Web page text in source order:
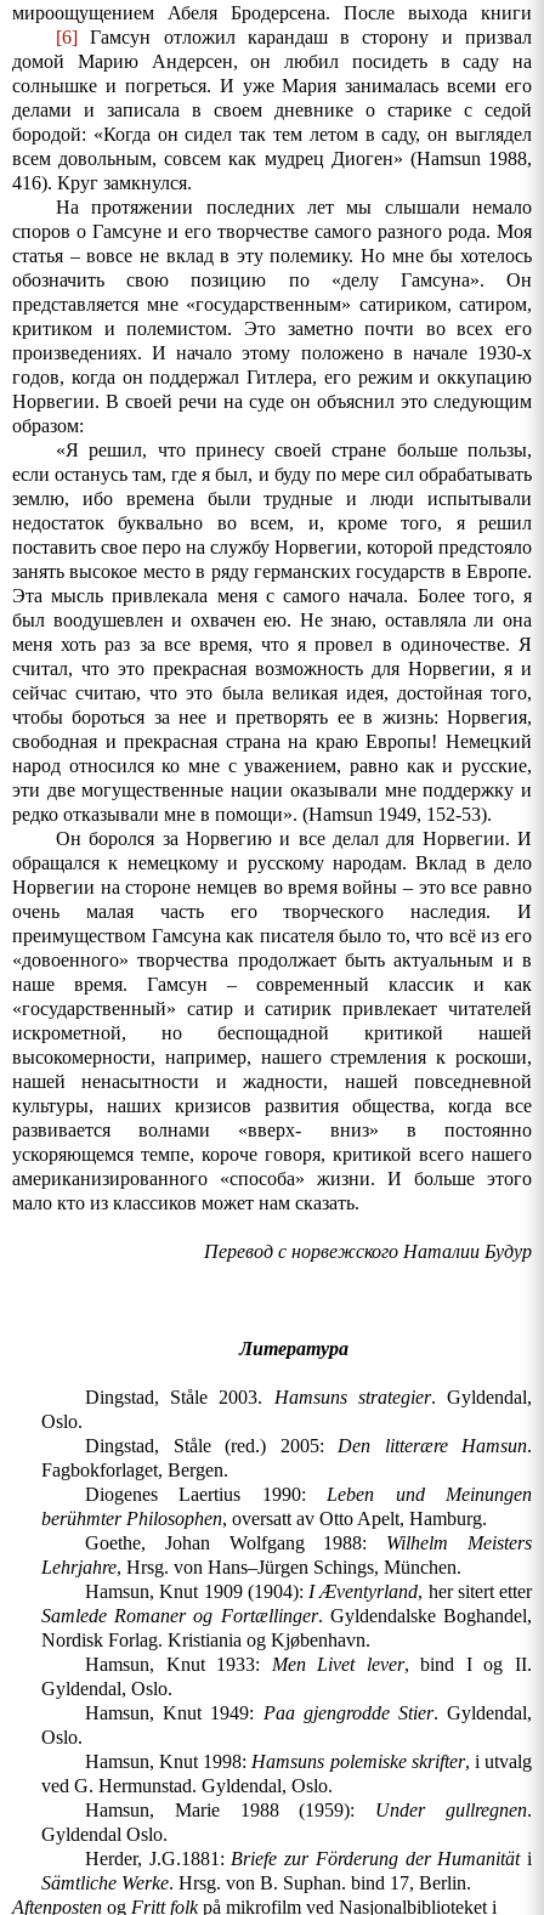
мироощущением Абеля Бродерсена. После выхода книги
[6] Гамсун отложил карандаш в сторону и призвал
домой Марию Андерсен, он любил посидеть в саду на
солнышке и погреться. И уже Мария занималась всеми его
делами и записала в своем дневнике о старике с седой
бородой: «Когда он сидел так тем летом в саду, он выглядел
всем довольным, совсем как мудрец Диоген» (Hamsun 1988,
416). Круг замкнулся.
На протяжении последних лет мы слышали немало
споров о Гамсуне и его творчестве самого разного рода. Моя
статья – вовсе не вклад в эту полемику. Но мне бы хотелось
обозначить свою позицию по «делу Гамсуна». Он
представляется мне «государственным» сатириком, сатиром,
критиком и полемистом. Это заметно почти во всех его
произведениях.И начало этому положено в начале 1930-х
годов, когда он поддержал Гитлера, его режим и оккупацию
Норвегии. В своей речи на суде он объяснил это следующим
образом:
«Я решил, что принесу своей стране больше пользы,
если останусь там, где я был, и буду по мере сил обрабатывать
землю, ибо времена были трудные и люди испытывали
недостаток буквально во всем, и, кроме того, я решил
поставить свое перо на службу Норвегии, которой предстояло
занять высокое место в ряду германских государств в Европе.
Эта мысль привлекала меня с самого начала. Более того, я
был воодушевлен и охвачен ею. Не знаю, оставляла ли она
меня хоть раз за все время, что я провел в одиночестве. Я
считал, что это прекрасная возможность для Норвегии, я и
сейчас считаю, что это была великая идея, достойная того,
чтобы бороться за нее и претворять ее в жизнь: Норвегия,
свободная и прекрасная страна на краю Европы! Немецкий
народ относился ко мне с уважением, равно как и русские,
эти две могущественные нации оказывали мне поддержку и
редко отказывали мне в помощи». (Hamsun 1949, 152-53).
Он боролся за Норвегию и все делал для Норвегии. И
обращался к немецкому и русскому народам. Вклад в дело
Норвегии на стороне немцев во время войны – это все равно
очень малая часть его творческого наследия. И
преимуществом Гамсуна как писателя было то, что всё из его
«довоенного» творчества продолжает быть актуальным и в
наше время. Гамсун – современный классик и как
«государственный» сатир и сатирик привлекает читателей
искрометной, но беспощадной критикой нашей
высокомерности, например, нашего стремления к роскоши,
нашей ненасытности и жадности, нашей повседневной
культуры, наших кризисов развития общества, когда все
развивается волнами «вверх- вниз» в постоянно
ускоряющемся темпе, короче говоря, критикой всего нашего
американизированного «способа» жизни. И больше этого
мало кто из классиков может нам сказать.
Перевод с норвежского Наталии Будур
Литература
Dingstad, Ståle 2003. Hamsuns strategier. Gyldendal,
Oslo.
Dingstad, Ståle (red.) 2005: Den litterære Hamsun.
Fagbokforlaget, Bergen.
Diogenes Laertius 1990: Leben und Meinungen
berühmter Philosophen, oversatt av Otto Apelt, Hamburg.
Goethe, Johan Wolfgang 1988: Wilhelm Meisters
Lehrjahre, Hrsg. von Hans–Jürgen Schings, München.
Hamsun, Knut 1909 (1904): I Æventyrland, her sitert etter
Samlede Romaner og Fortællinger. Gyldendalske Boghandel,
Nordisk Forlag. Kristiania og Kjøbenhavn.
Hamsun, Knut 1933: Men Livet lever, bind I og II.
Gyldendal, Oslo.
Hamsun, Knut 1949: Paa gjengrodde Stier. Gyldendal,
Oslo.
Hamsun, Knut 1998: Hamsuns polemiske skrifter, i utvalg
ved G. Hermunstad. Gyldendal, Oslo.
Hamsun, Marie 1988 (1959): Under gullregnen.
Gyldendal Oslo.
Herder, J.G.1881: Briefe zur Förderung der Humanitäti
Sämtliche Werke. Hrsg. von B. Suphan. bind 17, Berlin.
Aftenposten og Fritt folkpå mikrofilm ved Nasjonalbiblioteket i